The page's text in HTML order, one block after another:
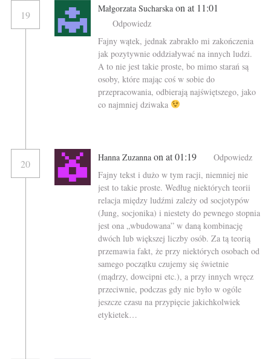
19
Małgorzata Sucharska on at 11:01
Odpowiedz
Fajny wątek, jednak zabrakło mi zakończenia
jak pozytywnie oddziaływać na innych ludzi.
A to nie jest takie proste, bo mimo starań są
osoby, które mając coś w sobie do
przepracowania, odbierają najświętszego, jako
co najmniej dziwaka
20
Hanna Zuzanna on at 01:19
Odpowiedz
Fajny tekst i dużo w tym racji, niemniej nie
jest to takie proste. Według niektórych teorii
relacja między ludźmi zależy od socjotypów
(Jung, socjonika) i niestety do pewnego stopnia
jest ona „wbudowana” w daną kombinację
dwóch lub większej liczby osób. Za tą teorią
przemawia fakt, że przy niektórych osobach od
samego początku czujemy się świetnie
(mądrzy, dowcipni etc.), a przy innych wręcz
przeciwnie, podczas gdy nie było w ogóle
jeszcze czasu na przypięcie jakichkolwiek
etykietek…